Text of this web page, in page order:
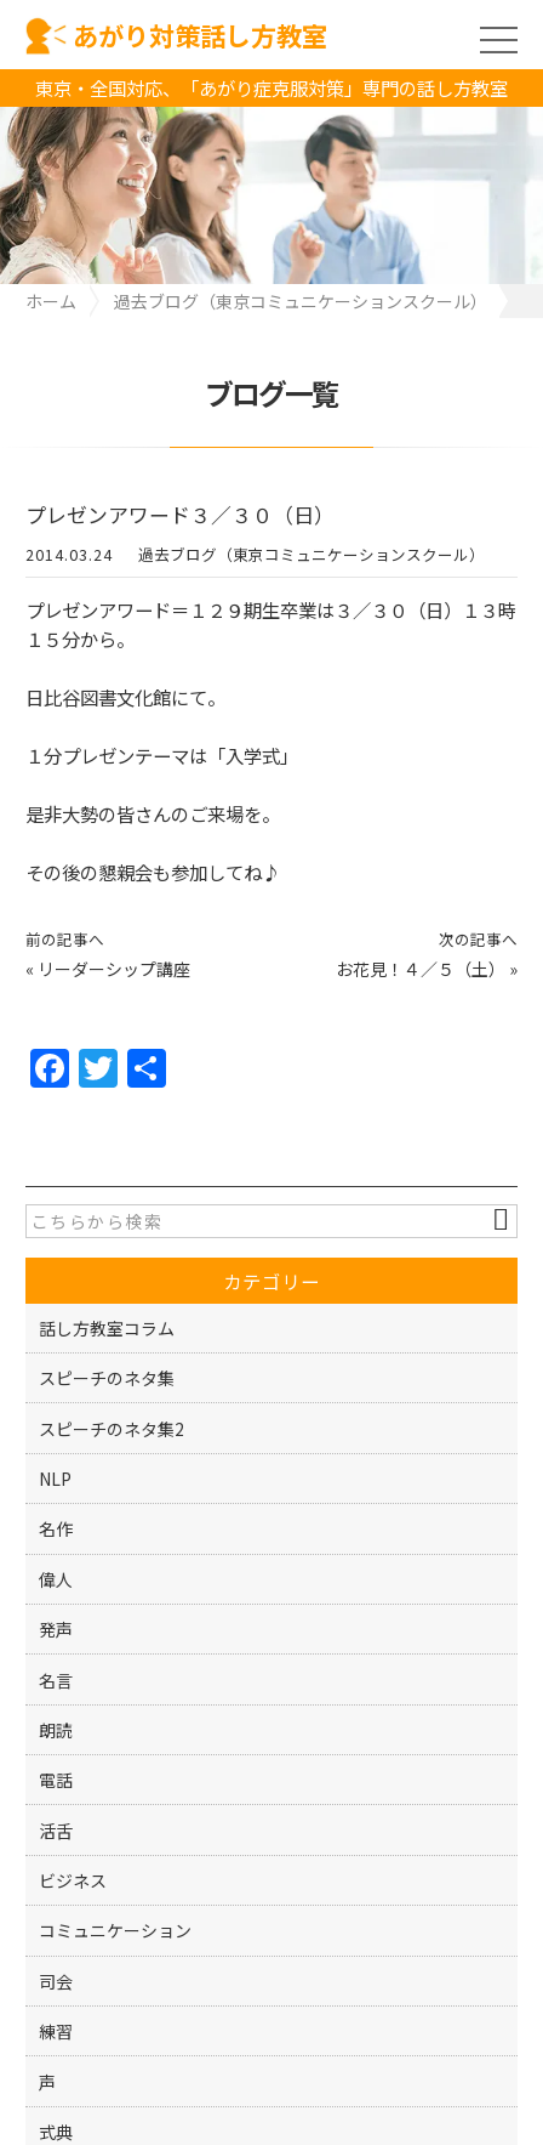
東京・全国対応、「あがり症克服対策」専門の話し方教室
あがり対策話し方教室
ホーム
過去ブログ（東京コミュニケーションスクール）
ブログ一覧
プレゼンアワード３／３０（日）
2014.03.24 過去ブログ（東京コミュニケーションスクール）
プレゼンアワード＝１２９期生卒業は３／３０（日）１３時
１５分から。
日比谷図書文化館にて。
１分プレゼンテーマは「入学式」
是非大勢の皆さんのご来場を。
その後の懇親会も参加してね♪
前の記事へ
« リーダーシップ講座
次の記事へ
お花見！４／５（土） »
F
a
e
b
o
o
k
T
w
er
カテゴリー
話し方教室コラム
スピーチのネタ集
スピーチのネタ集2
NLP
名作
偉人
発声
名言
朗読
電話
活舌
ビジネス
コミュニケーション
司会
練習
声
式典